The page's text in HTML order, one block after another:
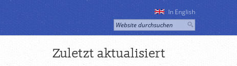
In English
Zuletzt aktualisiert